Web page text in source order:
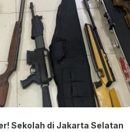
Sekolah di Jakarta Selatan